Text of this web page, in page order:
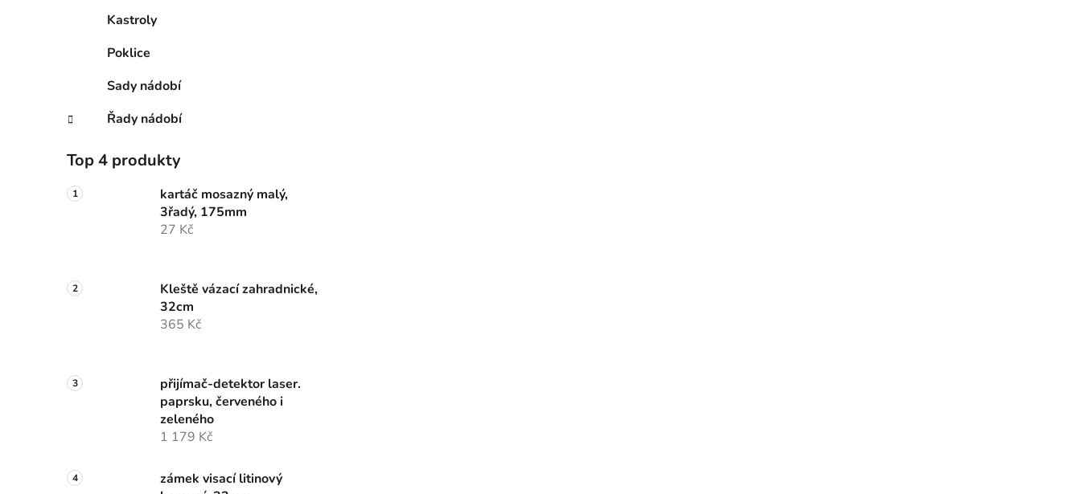
Kastroly
Poklice
Sady nádobí
Řady nádobí
Top 4 produkty
kartáč mosazný malý,
3řadý, 175mm
27 Kč
Kleště vázací zahradnické,
32cm
365 Kč
přijímač-detektor laser.
paprsku, červeného i
zeleného
1 179 Kč
zámek visací litinový